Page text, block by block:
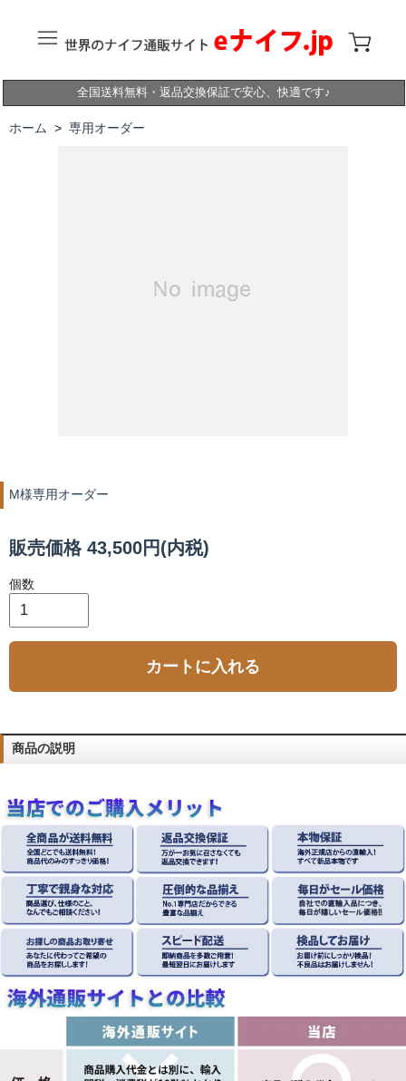
全国送料無料・返品交換保証で安心、快適です♪
ホーム > 専用オーダー
M様専用オーダー
販売価格 43,500円(内税)
個数
カートに入れる
商品の説明